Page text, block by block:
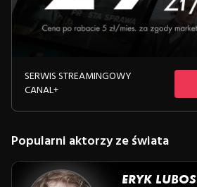
SERWIS STREAMINGOWY
CANAL+
Popularni aktorzy ze świata
ERYK LUBOS